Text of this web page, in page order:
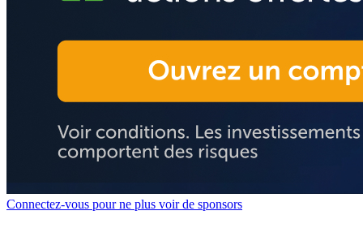
Connectez-vous pour ne plus voir de sponsors